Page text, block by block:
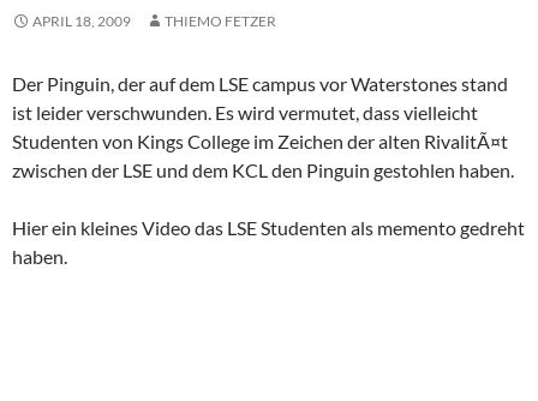
APRIL 18, 2009 THIEMO FETZER
Der Pinguin, der auf dem LSE campus vor Waterstones stand
ist leider verschwunden. Es wird vermutet, dass vielleicht
Studenten von Kings College im Zeichen der alten RivalitÃ¤t
zwischen der LSE und dem KCL den Pinguin gestohlen haben.
Hier ein kleines Video das LSE Studenten als memento gedreht
haben.